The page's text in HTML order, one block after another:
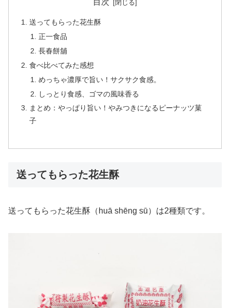
送ってもらった花生酥
正一食品
長春餅舖
食べ比べてみた感想
めっちゃ濃厚で旨い！サクサク食感。
しっとり食感、ゴマの風味香る
まとめ：やっぱり旨い！やみつきになるピーナッツ菓
子
送ってもらった花生酥
送ってもらった花生酥（huā shēng sū）は2種類です。